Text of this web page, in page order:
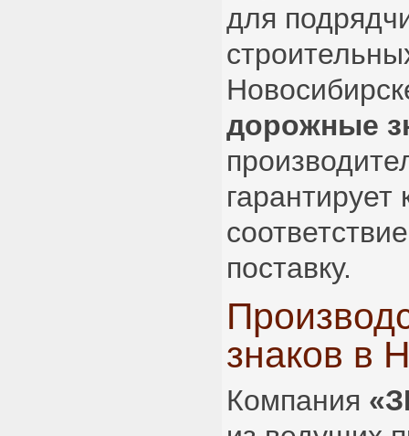
для
дорожные
гарантирует
поставку.
знаков в
Компания